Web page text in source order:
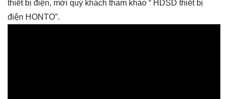
thiết bị điện, mời quý khách tham khảo “ HDSD thiết bị
điện HONTO”.